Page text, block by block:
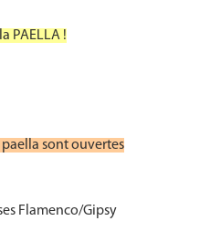
PAELLA !
paella sont ouvertes
Flamenco/Gipsy